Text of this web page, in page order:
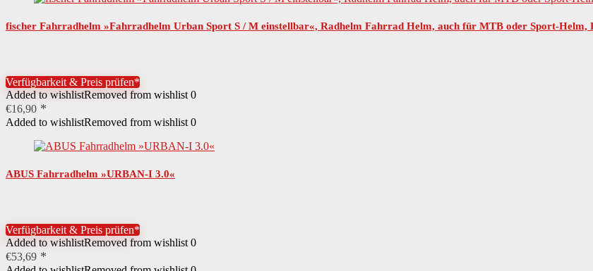
fischer Fahrradhelm »Fahrradhelm Urban Sport S / M einstellbar«, Radhelm Fahrrad Helm, auch für MTB oder Sport-
Verfügbarkeit & Preis prüfen*
Added to wishlistRemoved from wishlist 0
€16,90
Added to wishlistRemoved from wishlist 0
ABUS Fahrradhelm »URBAN-I 3.0«
Verfügbarkeit & Preis prüfen*
Added to wishlistRemoved from wishlist 0
€53,69